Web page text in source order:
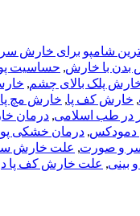
شامپو برای خارش سر
با خارش, حساسیت
پلک بالای چشم,
, خارش کف پا, خارش مچ پا
در طب اسلامی, درمان
دمودکس, درمان خشکی
و صورت, علت خارش
, علت خارش کف پا